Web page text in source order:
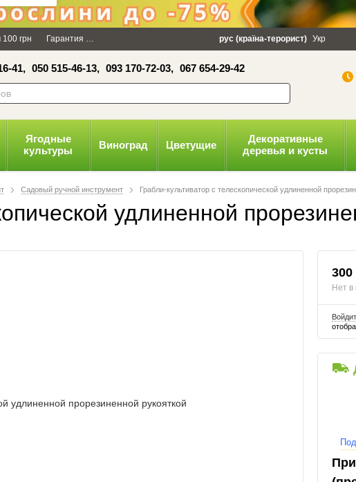
×
грн Гарантия Оплата и доставка Политика
рус (країна-терорист) Укр
41, 050 515-46-13, 093 170-72-03, 067 654-29-42
Ягодные
культуры
Виноград Цветущие
Декоративные
деревья и кусты
Садовый ручной инструмент Грабли-культиватор с телескопической удлиненной
удлиненной
300
Нет в